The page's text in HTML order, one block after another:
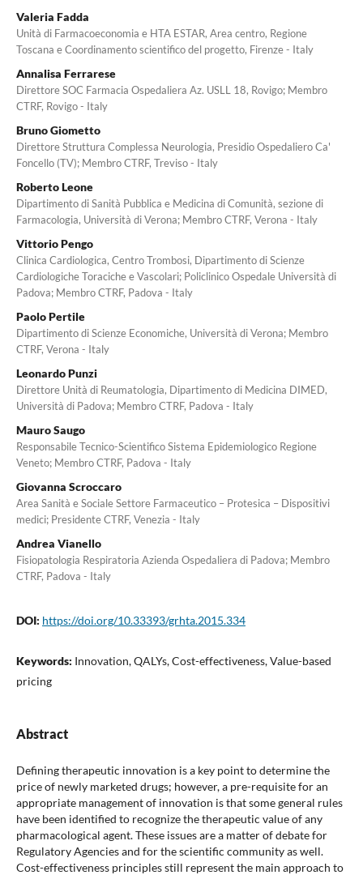
Valeria Fadda
Unità di Farmacoeconomia e HTA ESTAR, Area centro, Regione
Toscana e Coordinamento scientifico del progetto, Firenze - Italy
Annalisa Ferrarese
Direttore SOC Farmacia Ospedaliera Az. USLL 18, Rovigo; Membro
CTRF, Rovigo - Italy
Bruno Giometto
Direttore Struttura Complessa Neurologia, Presidio Ospedaliero Ca'
Foncello (TV); Membro CTRF, Treviso - Italy
Roberto Leone
Dipartimento di Sanità Pubblica e Medicina di Comunità, sezione di
Farmacologia, Università di Verona; Membro CTRF, Verona - Italy
Vittorio Pengo
Clinica Cardiologica, Centro Trombosi, Dipartimento di Scienze
Cardiologiche Toraciche e Vascolari; Policlinico Ospedale Università di
Padova; Membro CTRF, Padova - Italy
Paolo Pertile
Dipartimento di Scienze Economiche, Università di Verona; Membro
CTRF, Verona - Italy
Leonardo Punzi
Direttore Unità di Reumatologia, Dipartimento di Medicina DIMED,
Università di Padova; Membro CTRF, Padova - Italy
Mauro Saugo
Responsabile Tecnico-Scientifico Sistema Epidemiologico Regione
Veneto; Membro CTRF, Padova - Italy
Giovanna Scroccaro
Area Sanità e Sociale Settore Farmaceutico – Protesica – Dispositivi
medici; Presidente CTRF, Venezia - Italy
Andrea Vianello
Fisiopatologia Respiratoria Azienda Ospedaliera di Padova; Membro
CTRF, Padova - Italy
DOI: https://doi.org/10.33393/grhta.2015.334
Keywords: Innovation, QALYs, Cost-effectiveness, Value-based
pricing
Abstract
Defining therapeutic innovation is a key point to determine the
price of newly marketed drugs; however, a pre-requisite for an
appropriate management of innovation is that some general rules
have been identified to recognize the therapeutic value of any
pharmacological agent. These issues are a matter of debate for
Regulatory Agencies and for the scientific community as well.
Cost-effectiveness principles still represent the main approach to